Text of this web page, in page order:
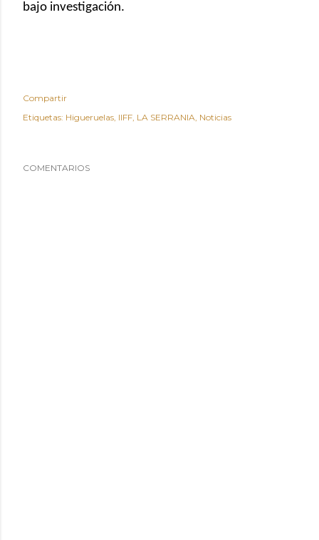
bajo investigación.
Compartir
Etiquetas: Higueruelas IIFF LA SERRANIA Noticias
COMENTARIOS